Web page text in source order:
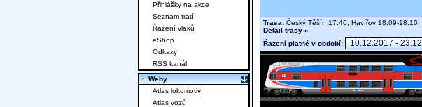
Trasa: Český Těšín 17.46, Havířov 18.09-
Detail trasy »
Řazení platné v období:
Přihlášky na akce
Seznam tratí
Řazení vlaků
eShop
Odkazy
RSS kanál
:. Weby
Atlas lokomotiv
Atlas vozů